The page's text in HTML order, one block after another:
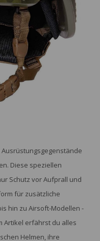
Diese speziellen
Schutz vor Aufprall und
für zusätzliche
hin zu Airsoft-Modellen -
Artikel erfährst du alles
Helmen, ihre